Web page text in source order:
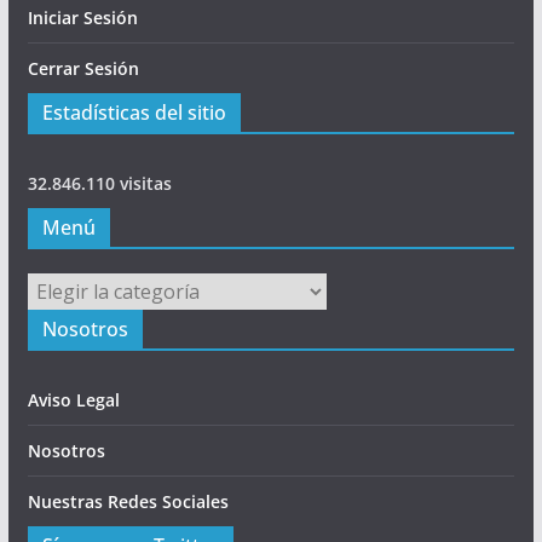
Iniciar Sesión
Cerrar Sesión
Estadísticas del sitio
32.846.110 visitas
Menú
Menú
Nosotros
Aviso Legal
Nosotros
Nuestras Redes Sociales